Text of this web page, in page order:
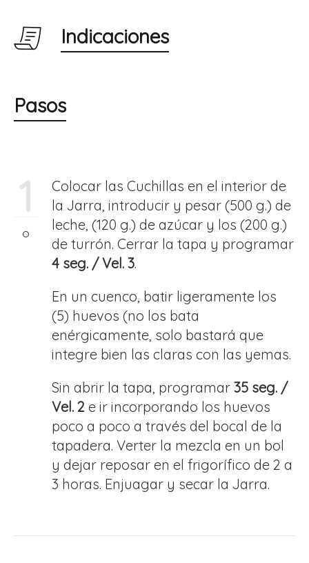
Indicaciones
Pasos
1
Colocar las Cuchillas en el interior de
la Jarra, introducir y pesar (500 g.) de
leche, (120 g.) de azúcar y los (200 g.)
de turrón. Cerrar la tapa y programar
4 seg. / Vel. 3.
En un cuenco, batir ligeramente los
(5) huevos (no los bata
enérgicamente, solo bastará que
integre bien las claras con las yemas.
Sin abrir la tapa, programar 35 seg. /
Vel. 2 e ir incorporando los huevos
poco a poco a través del bocal de la
tapadera. Verter la mezcla en un bol
y dejar reposar en el frigorífico de 2 a
3 horas. Enjuagar y secar la Jarra.